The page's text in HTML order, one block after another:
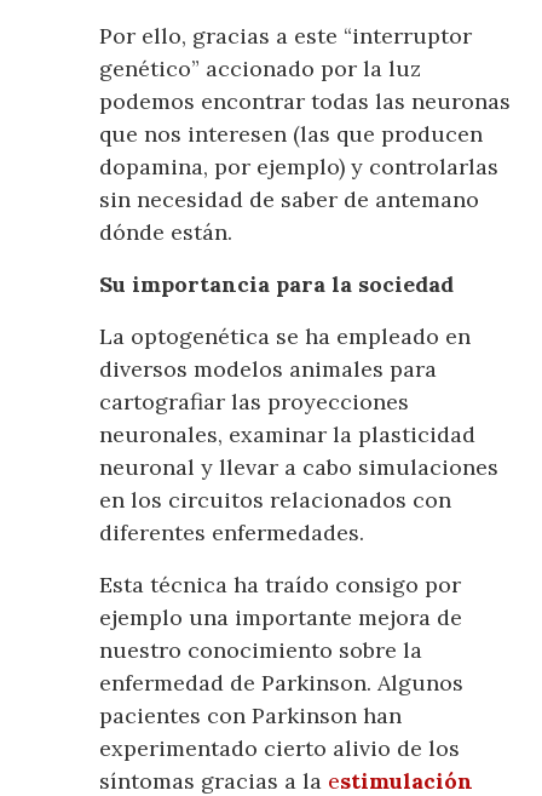
Por ello, gracias a este “interruptor
genético” accionado por la luz
podemos encontrar todas las neuronas
que nos interesen (las que producen
dopamina, por ejemplo) y controlarlas
sin necesidad de saber de antemano
dónde están.
Su importancia para la sociedad
La optogenética se ha empleado en
diversos modelos animales para
cartografiar las proyecciones
neuronales, examinar la plasticidad
neuronal y llevar a cabo simulaciones
en los circuitos relacionados con
diferentes enfermedades.
Esta técnica ha traído consigo por
ejemplo una importante mejora de
nuestro conocimiento sobre la
enfermedad de Parkinson. Algunos
pacientes con Parkinson han
experimentado cierto alivio de los
síntomas gracias a la estimulación